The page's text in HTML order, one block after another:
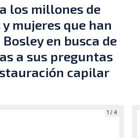
los millones de
mujeres que han
en busca de
a sus preguntas
capilar
1 / 4